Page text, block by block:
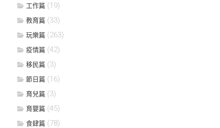
工作篇 (19)
教育篇 (33)
玩樂篇 (263)
疫情篇 (42)
移民篇 (3)
節日篇 (16)
育兒篇 (3)
育嬰篇 (45)
食肆篇 (78)